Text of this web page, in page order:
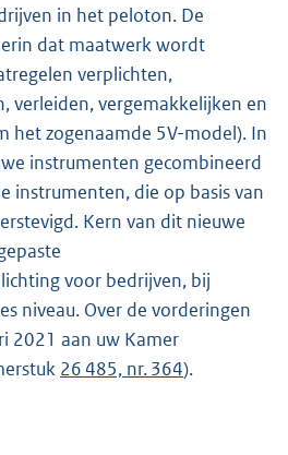
in het peloton. De
dat maatwerk wordt
verplichten,
verleiden, vergemakkelijken en
het zogenaamde 5V-model). In
instrumenten gecombineerd
instrumenten, die op basis van
Kern van dit nieuwe
voor bedrijven, bij
niveau. Over de vorderingen
2021 aan uw Kamer
26 485, nr. 364).